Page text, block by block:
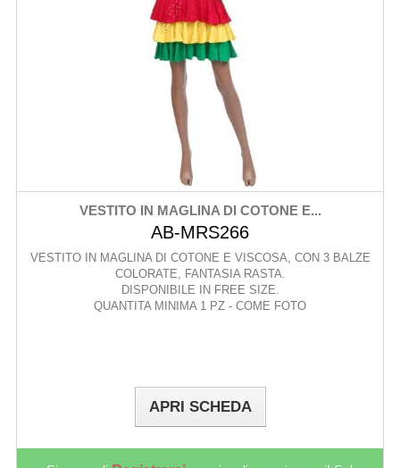
VESTITO IN MAGLINA DI COTONE E...
AB-MRS266
VESTITO IN MAGLINA DI COTONE E VISCOSA, CON 3 BALZE
COLORATE, FANTASIA RASTA.
DISPONIBILE IN FREE SIZE.
QUANTITA MINIMA 1 PZ - COME FOTO
APRI SCHEDA